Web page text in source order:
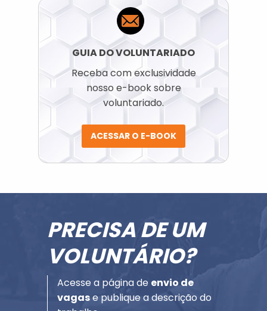
GUIA DO VOLUNTARIADO
Receba com exclusividade
nosso e-book sobre
voluntariado.
ACESSAR O E-BOOK
PRECISA DE UM
VOLUNTÁRIO?
Acesse a página de envio de
vagase publique a descrição do